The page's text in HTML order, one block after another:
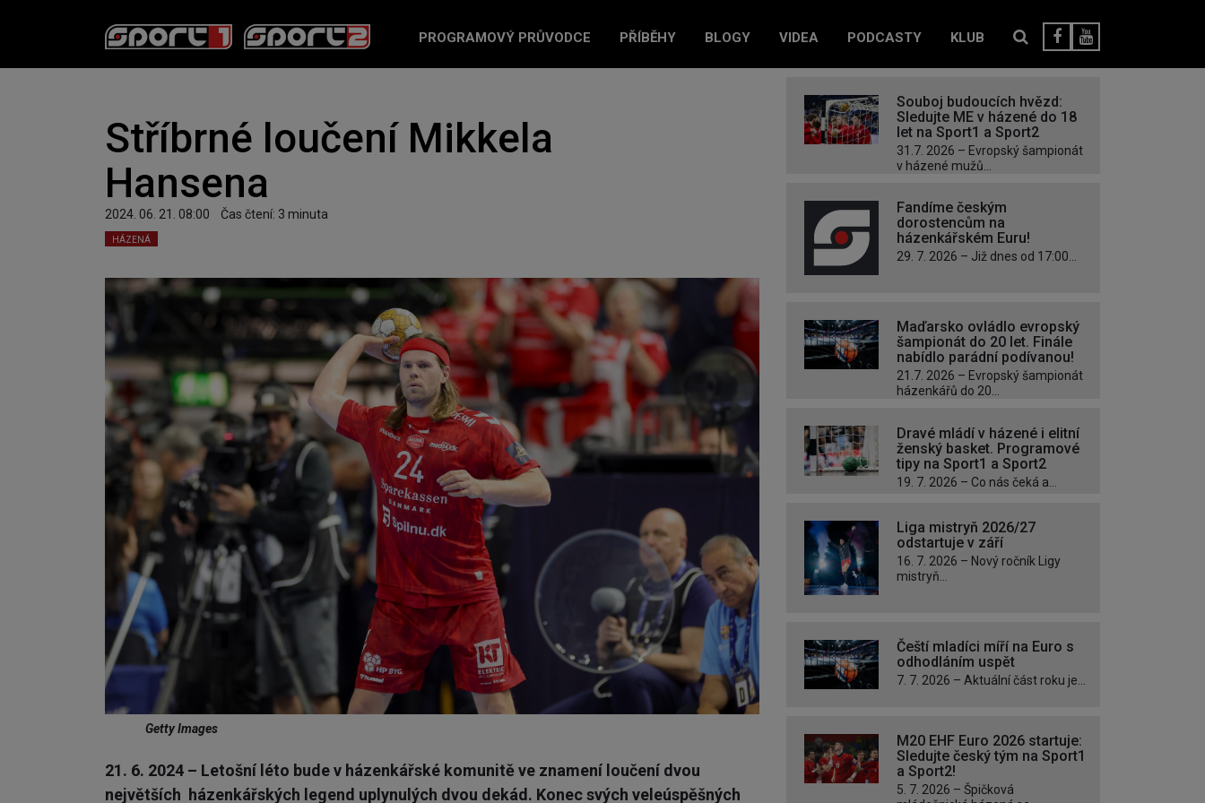
PROGRAMOVÝ PRŮVODCE PŘÍBĚHY BLOGY VIDEA PODCASTY KLUB
Stříbrné loučení Mikkela
Hansena
2024. 06. 21. 08:00 Čas čtení: 3 minuta
HÁZENÁ
Getty Images
21. 6. 2024 – Letošní léto bude v házenkářské komunitě ve znamení loučení dvou
největších házenkářských legend uplynulých dvou dekád. Konec svých veleúspěšných
Souboj budoucích hvězd:
Sledujte ME v házené do 18
let na Sport1 a Sport2
31.7. 2026 – Evropský šampionát
v házené mužů...
Fandíme českým
dorostencům na
házenkářském Euru!
29. 7. 2026 – Již dnes od 17:00...
Maďarsko ovládlo evropský
šampionát do 20 let. Finále
nabídlo parádní podívanou!
21.7. 2026 – Evropský šampionát
házenkářů do 20...
Dravé mládí v házené i elitní
ženský basket. Programové
tipy na Sport1 a Sport2
19. 7. 2026 – Co nás čeká a...
Liga mistryň 2026/27
odstartuje v září
16. 7. 2026 – Nový ročník Ligy
mistryň...
Čeští mladíci míří na Euro s
odhodláním uspět
7. 7. 2026 – Aktuální část roku je...
M20 EHF Euro 2026 startuje:
Sledujte český tým na Sport1
a Sport2!
5. 7. 2026 – Špičková